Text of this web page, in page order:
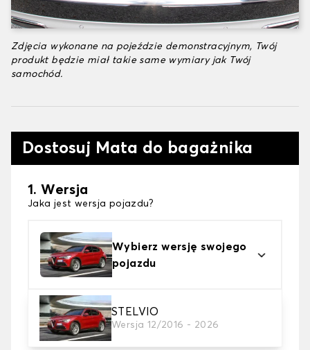
Zdjęcia wykonane na pojeździe demonstracyjnym, Twój
produkt będzie miał takie same wymiary jak Twój
samochód.
Dostosuj Mata do bagażnika
1. Wersja
Jaka jest wersja pojazdu?
Wybierz wersję swojego
pojazdu
STELVIO
Wersja 12/2016 - 2026
2. Materiał
wybierz materiał dywanika do bagażnika